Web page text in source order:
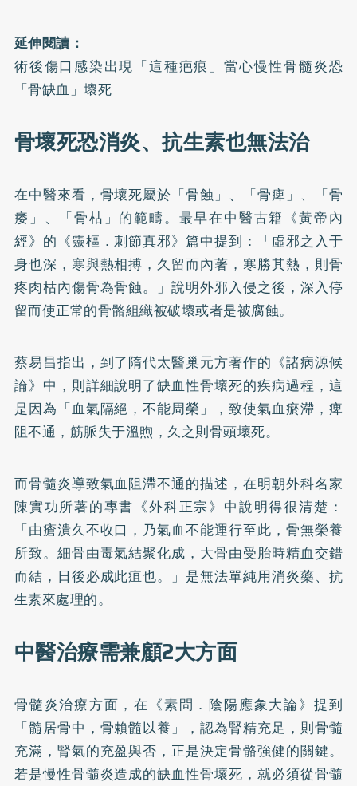
延伸閱讀：
術後傷口感染出現「這種疤痕」當心慢性骨髓炎恐
「骨缺血」壞死
骨壞死恐消炎、抗生素也無法治
在中醫來看，骨壞死屬於「骨蝕」、「骨痺」、「骨
痿」、「骨枯」的範疇。最早在中醫古籍《黃帝內
經》的《靈樞．刺節真邪》篇中提到：「虛邪之入于
身也深，寒與熱相搏，久留而內著，寒勝其熱，則骨
疼肉枯內傷骨為骨蝕。」說明外邪入侵之後，深入停
留而使正常的骨骼組織被破壞或者是被腐蝕。
蔡易昌指出，到了隋代太醫巢元方著作的《諸病源候
論》中，則詳細說明了缺血性骨壞死的疾病過程，這
是因為「血氣隔絕，不能周榮」，致使氣血瘀滯，痺
阻不通，筋脈失于溫煦，久之則骨頭壞死。
而骨髓炎導致氣血阻滯不通的描述，在明朝外科名家
陳實功所著的專書《外科正宗》中說明得很清楚：
「由瘡潰久不收口，乃氣血不能運行至此，骨無榮養
所致。細骨由毒氣結聚化成，大骨由受胎時精血交錯
而結，日後必成此疽也。」是無法單純用消炎藥、抗
生素來處理的。
中醫治療需兼顧2大方面
骨髓炎治療方面，在《素問．陰陽應象大論》提到
「髓居骨中，骨賴髓以養」，認為腎精充足，則骨髓
充滿，腎氣的充盈與否，正是決定骨骼強健的關鍵。
若是慢性骨髓炎造成的缺血性骨壞死，就必須從骨髓